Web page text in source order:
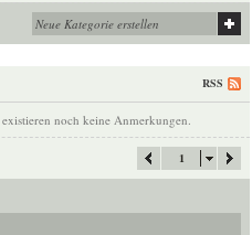
RSS
noch keine Anmerkungen.
1